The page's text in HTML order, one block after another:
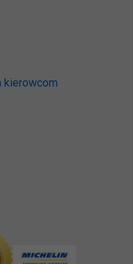
kierowcom